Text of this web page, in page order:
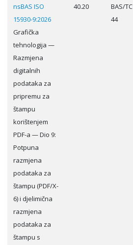
nsBAS ISO
15930-9:2026
Grafička
tehnologija —
Razmjena
digitalnih
podataka za
pripremu za
štampu
korištenjem
PDF-a — Dio 9:
Potpuna
razmjena
podataka za
štampu (PDF/X-
6) i djelimična
razmjena
podataka za
štampu s
40.20
BAS/TC
44